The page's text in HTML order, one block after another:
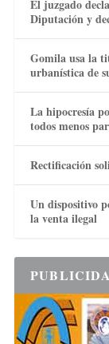
El juzgado
Diputación y
Gomila usa la
urbanística de
La hipocresía
todos menos
Rectificación
Un dispositivo
la venta ilegal